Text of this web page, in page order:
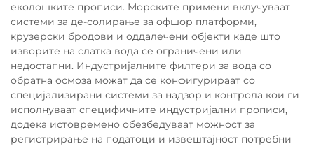
еколошките прописи. Морските примени вклучуваат
системи за де-солирање за офшор платформи,
крузерски бродови и оддалечени објекти каде што
изворите на слатка вода се ограничени или
недостапни. Индустријалните филтери за вода со
обратна осмоза можат да се конфигурираат со
специјализирани системи за надзор и контрола кои ги
исполнуваат специфичните индустријални прописи,
додека истовремено обезбедуваат можност за
регистрирање на податоци и извештајност потребни